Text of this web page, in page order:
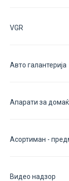
VGR
Авто галантерија
Апарати за
Асортиман -
Видео надзор